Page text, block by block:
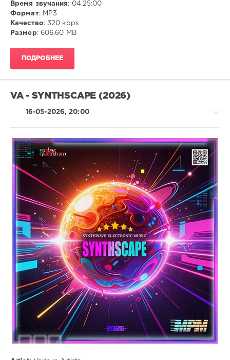
Время звучания: 04:25:00
Формат: MP3
Качество: 320 kbps
Размер: 606.60 MB
ПОДРОБНЕЕ
VA - SYNTHSCAPE (2026)
16-05-2026, 20:00
Electronic
/
Electro
drakon-
55
76
0
Electronic,
Synthwave